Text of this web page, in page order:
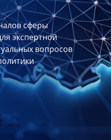
сферы
экспертной
вопросов